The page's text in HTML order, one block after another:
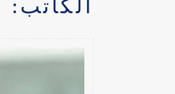
الكاتب: